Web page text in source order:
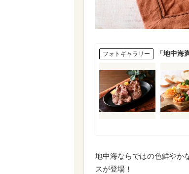
フォトギャラリー 「地中海
地中海ならではの色鮮やか
スが登場！